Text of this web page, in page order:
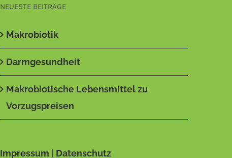
NEUESTE BEITRÄGE
Makrobiotik
Darmgesundheit
Makrobiotische Lebensmittel zu
Vorzugspreisen
Impressum Datenschutz